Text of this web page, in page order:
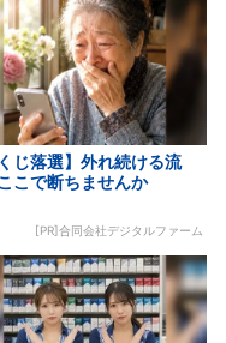
くじ落選】外れ続ける流
こで断ちませんか
[PR]合同会社デジタルファーム